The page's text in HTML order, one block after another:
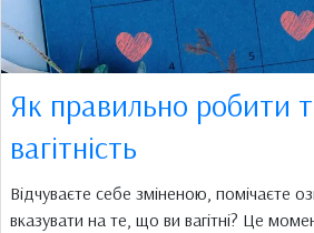
Як правильно робити
вагітність
Відчуваєте себе зміненою, помічаєте
вказувати на те, що ви вагітні? Це